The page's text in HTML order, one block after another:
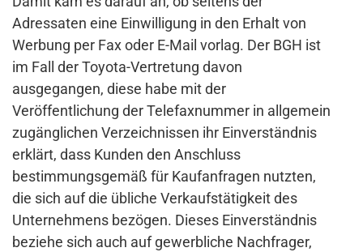
Adressaten eine Einwilligung in den Erhalt von
Werbung per Fax oder E-Mail vorlag. Der BGH ist
im Fall der Toyota-Vertretung davon
ausgegangen, diese habe mit der
Veröffentlichung der Telefaxnummer in allgemein
zugänglichen Verzeichnissen ihr Einverständnis
erklärt, dass Kunden den Anschluss
bestimmungsgemäß für Kaufanfragen nutzten,
die sich auf die übliche Verkaufstätigkeit des
Unternehmens bezögen. Dieses Einverständnis
beziehe sich auch auf gewerbliche Nachfrager,